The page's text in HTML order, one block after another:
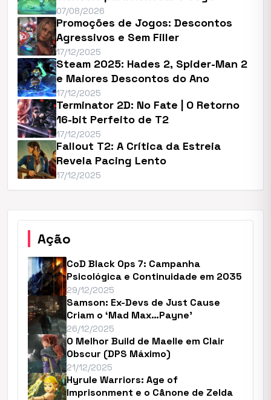
07/08/2026
Promoções de Jogos: Descontos
Agressivos e Sem Filler
17/12/2025
Steam 2025: Hades 2, Spider-Man 2
e Maiores Descontos do Ano
17/12/2025
Terminator 2D: No Fate | O Retorno
16-bit Perfeito de T2
17/12/2025
Fallout T2: A Crítica da Estreia
Revela Pacing Lento
17/12/2025
Ação
CoD Black Ops 7: Campanha
Psicológica e Continuidade em 2035
29/12/2025
Samson: Ex-Devs de Just Cause
Criam o ‘Mad Max…Payne’
26/12/2025
O Melhor Build de Maelle em Clair
Obscur (DPS Máximo)
21/12/2025
Hyrule Warriors: Age of
Imprisonment e o Cânone de Zelda